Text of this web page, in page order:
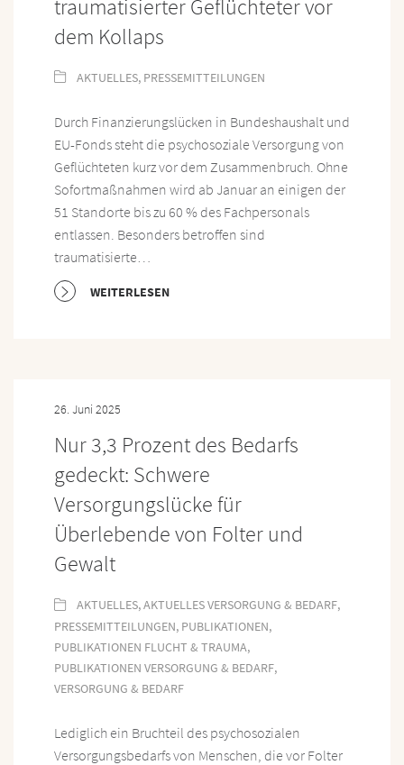
traumatisierter Geflüchteter vor
dem Kollaps
AKTUELLES, PRESSEMITTEILUNGEN
Durch Finanzierungslücken in Bundeshaushalt und
EU-Fonds steht die psychosoziale Versorgung von
Geflüchteten kurz vor dem Zusammenbruch. Ohne
Sofortmaßnahmen wird ab Januar an einigen der
51 Standorte bis zu 60 % des Fachpersonals
entlassen. Besonders betroffen sind
traumatisierte…
WEITERLESEN
26. Juni 2025
Nur 3,3 Prozent des Bedarfs
gedeckt: Schwere
Versorgungslücke für
Überlebende von Folter und
Gewalt
AKTUELLES,AKTUELLES VERSORGUNG & BEDARF,
PRESSEMITTEILUNGEN, PUBLIKATIONEN,
PUBLIKATIONEN FLUCHT & TRAUMA,
PUBLIKATIONEN VERSORGUNG & BEDARF,
VERSORGUNG & BEDARF
Lediglich ein Bruchteil des psychosozialen
Versorgungsbedarfs von Menschen, die vor Folter